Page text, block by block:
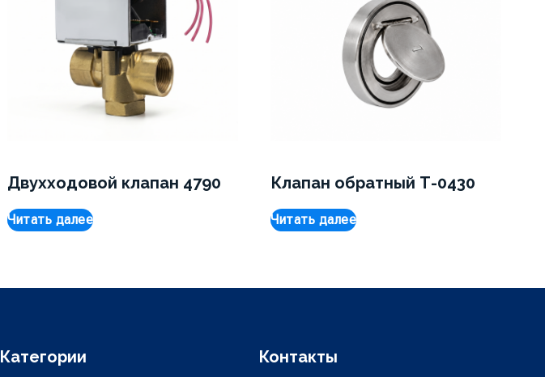
Двухходовой клапан 4790
Читать далее
Клапан обратный Т-0430
Читать далее
Категории Контакты